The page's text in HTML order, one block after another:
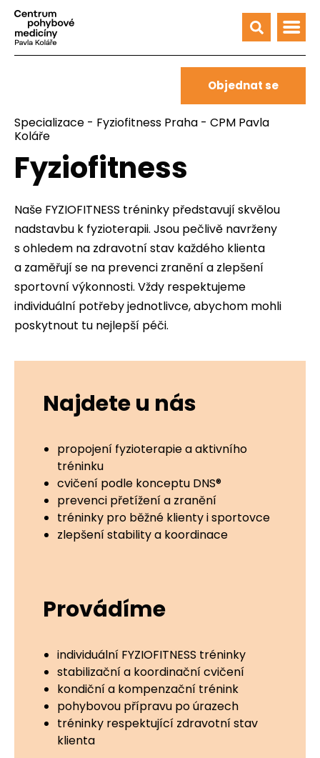
Objednat se
Specializace - Fyziofitness Praha - CPM Pavla
Koláře
Fyziofitness
Naše FYZIOFITNESS tréninky představují skvělou
nadstavbu k fyzioterapii. Jsou pečlivě navrženy
s ohledem na zdravotní stav každého klienta
a zaměřují se na prevenci zranění a zlepšení
sportovní výkonnosti. Vždy respektujeme
individuální potřeby jednotlivce, abychom mohli
poskytnout tu nejlepší péči.
Najdete u nás
propojení fyzioterapie a aktivního
tréninku
cvičení podle konceptu DNS®
prevenci přetížení a zranění
tréninky pro běžné klienty i sportovce
zlepšení stability a koordinace
Provádíme
individuální FYZIOFITNESS tréninky
stabilizační a koordinační cvičení
kondiční a kompenzační trénink
pohybovou přípravu po úrazech
tréninky respektující zdravotní stav
klienta